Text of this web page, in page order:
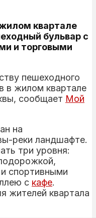
квартале
бульвар с
и торговыми
пешеходного
в жилом квартале
сообщает Мой
на
реки ландшафте.
три уровня:
спортивными
с кафе.
жителей квартала